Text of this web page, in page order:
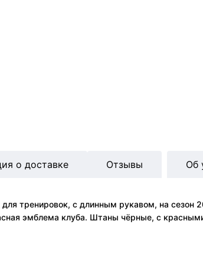
тренировок, с длинным рукавом, на сезон
эмблема клуба. Штаны чёрные, с
о доставке Отзывы Об